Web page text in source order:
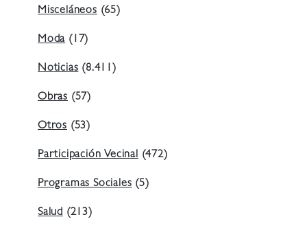
Misceláneos (65)
Moda (17)
Noticias (8.411)
Obras (57)
Otros (53)
Participación Vecinal (472)
Programas Sociales (5)
Salud (213)